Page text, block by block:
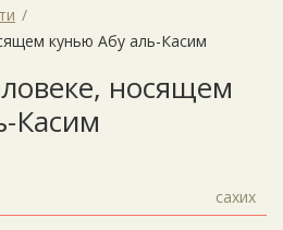
кунью Абу аль-Касим
носящем
Касим
сахих